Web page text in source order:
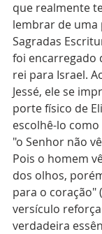
que realmente
lembrar de uma
Sagradas
foi encarregado
rei para Israel.
Jessé, ele se
porte físico de
escolhê-lo
"o Senhor não
Pois o homem
dos olhos,
para o coração"
versículo
verdadeira